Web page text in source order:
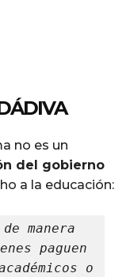
no es un
del gobierno
a la educación:
manera
paguen
o